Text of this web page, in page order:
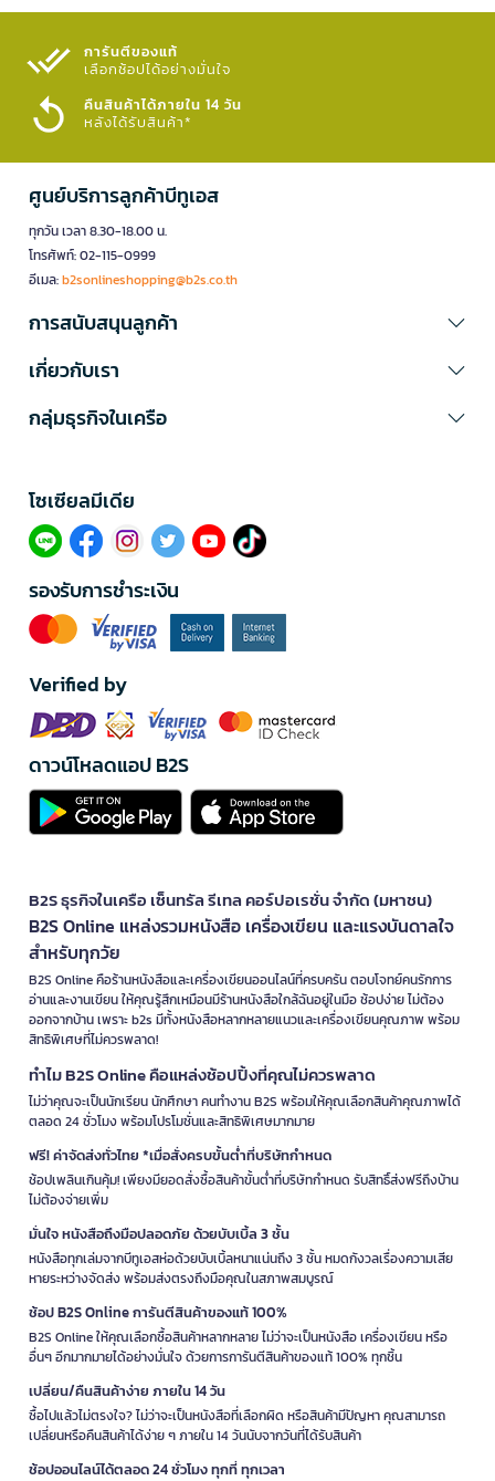
การันตีของแท้
เลือกช้อปได้อย่างมั่นใจ​
คืนสินค้าได้ภายใน 14 วัน
หลังได้รับสินค้า*
ศูนย์บริการลูกค้าบีทูเอส
ทุกวัน เวลา 8.30-18.00 น.
โทรศัพท์: 02-115-0999
อีเมล:b2sonlineshopping@b2s.co.th
การสนับสนุนลูกค้า
เกี่ยวกับเรา
กลุ่มธุรกิจในเครือ
โซเซียลมีเดีย​
รองรับการชำระเงิน
Verified by
ดาวน์โหลดแอป B2S
B2S ธุรกิจในเครือ เซ็นทรัล รีเทล คอร์ปอเรชั่น จำกัด (มหาชน)
B2S Online แหล่งรวมหนังสือ เครื่องเขียน และแรงบันดาลใจ
สำหรับทุกวัย
B2S Online คือร้านหนังสือและเครื่องเขียนออนไลน์ที่ครบครัน ตอบโจทย์คนรักการ
อ่านและงานเขียน ให้คุณรู้สึกเหมือนมีร้านหนังสือใกล้ฉันอยู่ในมือ ช้อปง่าย ไม่ต้อง
ออกจากบ้าน เพราะ b2s มีทั้งหนังสือหลากหลายแนวและเครื่องเขียนคุณภาพ พร้อม
สิทธิพิเศษที่ไม่ควรพลาด!
ทำไม B2S Online คือแหล่งช้อปปิ้งที่คุณไม่ควรพลาด
ไม่ว่าคุณจะเป็นนักเรียน นักศึกษา คนทำงาน B2S พร้อมให้คุณเลือกสินค้าคุณภาพได้
ตลอด 24 ชั่วโมง พร้อมโปรโมชั่นและสิทธิพิเศษมากมาย
ฟรี! ค่าจัดส่งทั่วไทย *เมื่อสั่งครบขั้นต่ำที่บริษัทกำหนด
ช้อปเพลินเกินคุ้ม! เพียงมียอดสั่งซื้อสินค้าขั้นต่ำที่บริษัทกำหนด รับสิทธิ์ส่งฟรีถึงบ้าน
ไม่ต้องจ่ายเพิ่ม
มั่นใจ หนังสือถึงมือปลอดภัย ด้วยบับเบิ้ล 3 ชั้น
หนังสือทุกเล่มจากบีทูเอสห่อด้วยบับเบิ้ลหนาแน่นถึง 3 ชั้น หมดกังวลเรื่องความเสีย
หายระหว่างจัดส่ง พร้อมส่งตรงถึงมือคุณในสภาพสมบูรณ์
ช้อป B2S Online การันตีสินค้าของแท้ 100%
B2S Online ให้คุณเลือกซื้อสินค้าหลากหลาย ไม่ว่าจะเป็นหนังสือ เครื่องเขียน หรือ
อื่นๆ อีกมากมายได้อย่างมั่นใจ ด้วยการการันตีสินค้าของแท้ 100% ทุกชิ้น
เปลี่ยน/คืนสินค้าง่าย ภายใน 14 วัน
ซื้อไปแล้วไม่ตรงใจ? ไม่ว่าจะเป็นหนังสือที่เลือกผิด หรือสินค้ามีปัญหา คุณสามารถ
เปลี่ยนหรือคืนสินค้าได้ง่าย ๆ ภายใน 14 วันนับจากวันที่ได้รับสินค้า
ช้อปออนไลน์ได้ตลอด 24 ชั่วโมง ทุกที่ ทุกเวลา